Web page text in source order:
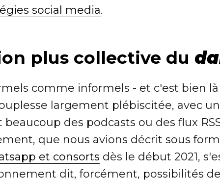
social media.
plus collective du
comme informels - et c'est bien
largement plébiscitée, avec
des podcasts ou des flux
que nous avions décrit sous
et consorts dès le début 2021,
dit, forcément, possibilités